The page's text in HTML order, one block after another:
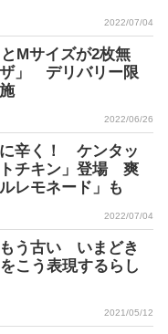
2022/07/04
Mサイズが2枚無
」 デリバリー限
2022/06/26
辛く！ ケンタッ
チキン」登場 爽
レモネード」も
2022/07/04
う古い いまどき
こう表現するらし
2021/05/12